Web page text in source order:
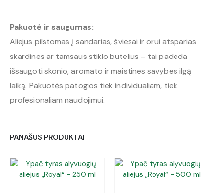
Pakuotė ir saugumas:
Aliejus pilstomas į sandarias, šviesai ir orui atsparias
skardines ar tamsaus stiklo butelius – tai padeda
išsaugoti skonio, aromato ir maistines savybes ilgą
laiką. Pakuotės patogios tiek individualiam, tiek
profesionaliam naudojimui.
PANAŠUS PRODUKTAI